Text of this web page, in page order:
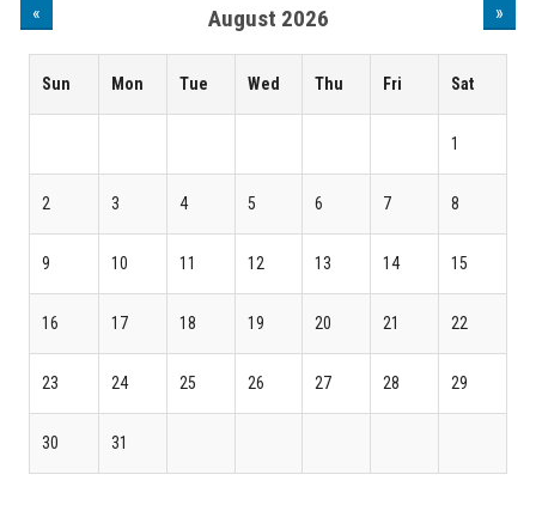
« August 2026 »
Sun Mon Tue Wed Thu Fri Sat
1
2 3 4 5 6 7 8
9 10 11 12 13 14 15
16 17 18 19 20 21 22
23 24 25 26 27 28 29
30 31